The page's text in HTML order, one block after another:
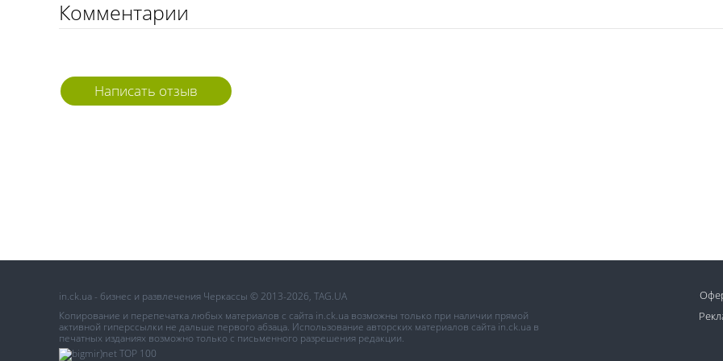
Комментарии
Написать отзыв
in.ck.ua - бизнес и развлечения Черкассы © 2013-2026, TAG.UA
Копирование и перепечатка любых материалов с сайта in.ck.ua возможны только при наличии прямой
активной гиперссылки не дальше первого абзаца. Использование авторских материалов сайта in.ck.ua в
печатных изданиях возможно только с письменного разрешения редакции.